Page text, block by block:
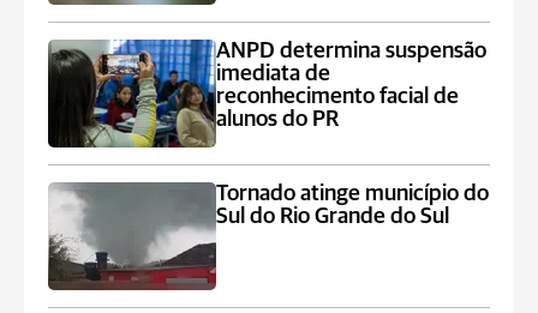
ANPD determina suspensão
imediata de
reconhecimento facial de
alunos do PR
Tornado atinge município do
Sul do Rio Grande do Sul